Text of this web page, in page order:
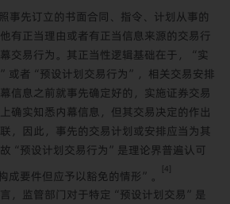
事先订立的书面合同、指令、计划从事的
有正当理由或者有正当信息来源的交易行
交易行为。其正当性逻辑基础在于，“实
或者“预设计划交易行为”，相关交易安排
信息之前就事先确定好的，实施证券交易
确实知悉内幕信息，但其交易决定的作出
，因此，事先的交易计划或安排应当为其
“预设计划交易行为”是理论界普遍认可
成要件但应予以豁免的情形”。
[4]
，监管部门对于特定“预设计划交易”是